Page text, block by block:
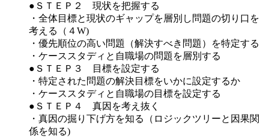
●ＳＴＥＰ２ 現状を把握する
・全体目標と現状のギャップを層別し問題の切り口を
考える（４W)
・優先順位の高い問題（解決すべき問題）を特定する
・ケーススタディと自職場の問題を層別する
●ＳＴＥＰ３ 目標を設定する
・特定された問題の解決目標をいかに設定するか
・ケーススタディと自職場の目標を設定する
●ＳＴＥＰ４ 真因を考え抜く
・真因の掘り下げ方を知る（ロジックツリーと因果関
係を知る)